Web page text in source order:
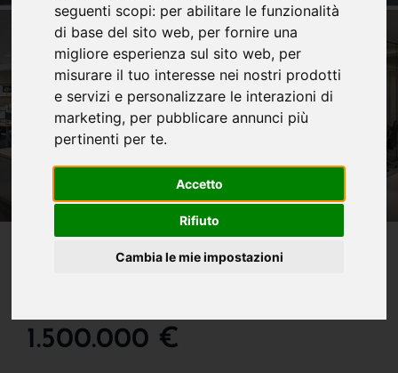
seguenti scopi: per abilitare le funzionalità
di base del sito web, per fornire una
migliore esperienza sul sito web, per
misurare il tuo interesse nei nostri prodotti
e servizi e personalizzare le interazioni di
marketing, per pubblicare annunci più
pertinenti per te.
Accetto
Rifiuto
Cambia le mie impostazioni
IN VENDITA
Area Commerciale In
1.500.000 €